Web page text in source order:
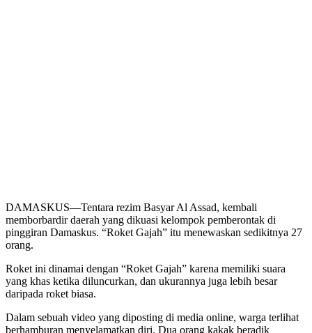
DAMASKUS—Tentara rezim Basyar Al Assad, kembali
memborbardir daerah yang dikuasi kelompok pemberontak di
pinggiran Damaskus. “Roket Gajah” itu menewaskan sedikitnya 27
orang.
Roket ini dinamai dengan “Roket Gajah” karena memiliki suara
yang khas ketika diluncurkan, dan ukurannya juga lebih besar
daripada roket biasa.
Dalam sebuah video yang diposting di media online, warga terlihat
berhamburan menyelamatkan diri. Dua orang kakak beradik